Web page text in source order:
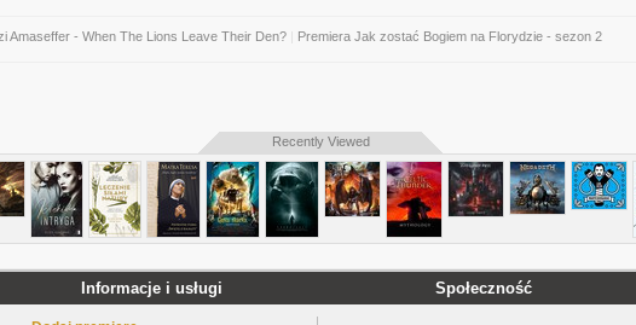
Amaseffer - When The Lions Leave Their Den? Premiera Jak zostać Bogiem na Florydzie - sezon 2
Recently Viewed
Informacje i usługi Społeczność